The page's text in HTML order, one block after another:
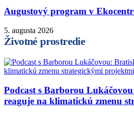
Augustový program v
5. augusta 2026
Životné prostredie
Podcast s Barborou
reaguje na klimatickú zmenu